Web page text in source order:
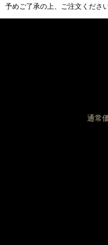
予めご了承の上、ご注文くださ
通常